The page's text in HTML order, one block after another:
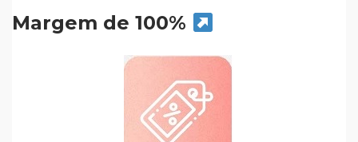
Margem de 100%